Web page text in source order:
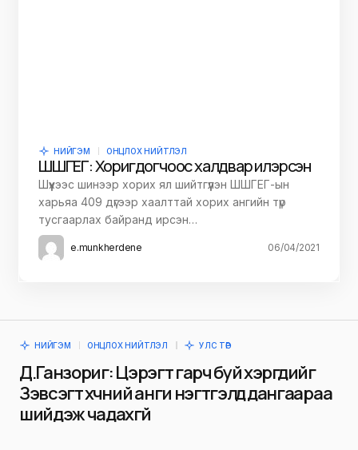
НИЙГЭМ ОНЦЛОХ НИЙТЛЭЛ
ШШГЕГ: Хоригдогчоос халдвар илэрсэн
Шүүхээс шинээр хорих ял шийтгүүлэн ШШГЕГ-ын
харьяа 409 дүгээр хаалттай хорих ангийн түр
тусгаарлах байранд ирсэн…
e.munkherdene 06/04/2021
НИЙГЭМ ОНЦЛОХ НИЙТЛЭЛ УЛС ТӨР
Д.Ганзориг: Цэрэгт гарч буй хэргүүдийг
Зэвсэгт хүчний анги нэгтгэлүүд дангаараа
шийдэж чадахгүй